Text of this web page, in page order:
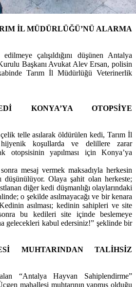
İL MÜDÜRLÜĞÜ’NÜ ALARMA
çalışıldığını düşünen Antalya
Başkanı Avukat Alev Ersan, polisin
Tarım İl Müdürlüğü Veterinerlik
KONYA’YA OTOPSİYE
telle asılarak öldürülen kedi, Tarım İl
hijyenik koşullarda ve delillere zarar
otopsisinin yapılması için Konya’ya
mesaj vermek maksadıyla herkesin
düşünülüyor. Olaya şahit olan herkeste;
diğer kedi düşmanlığı olaylarındaki
o şekilde asılmayacağı ve bir kenara
asılması; kedinin sahipleri ve site
bu kedileri site içinde beslemeye
gelecekleri kabul edersiniz!” şeklinde bir
MUHTARINDAN TALİHSİZ
“Antalya Hayvan Sahiplendirme”
mahallesi muhtarının yapmış olduğu